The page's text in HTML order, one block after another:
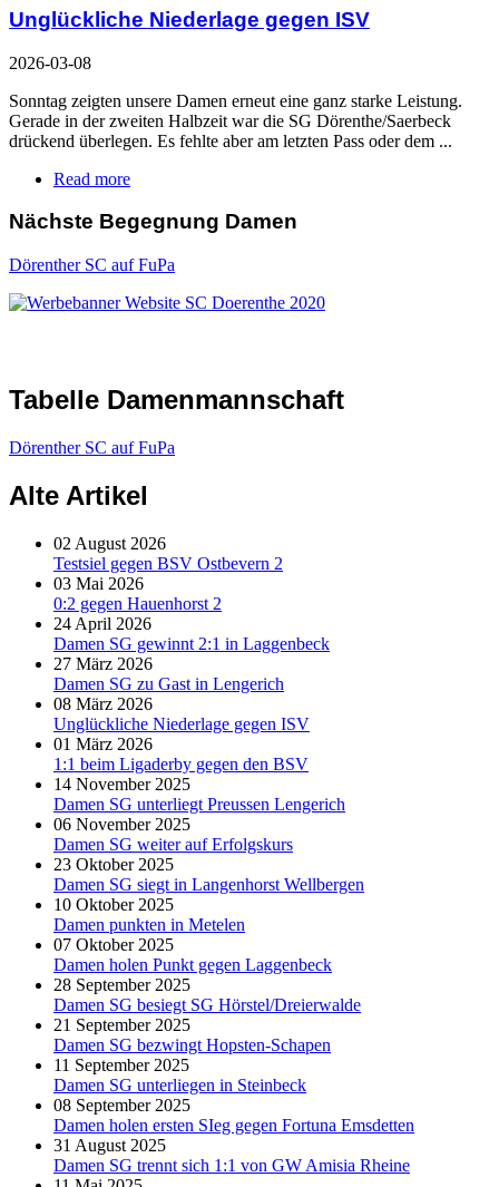
Unglückliche Niederlage gegen ISV
2026-03-08
Sonntag zeigten unsere Damen erneut eine ganz starke Leistung.
Gerade in der zweiten Halbzeit war die SG Dörenthe/Saerbeck
drückend überlegen. Es fehlte aber am letzten Pass oder dem ...
Read more
Nächste Begegnung Damen
Dörenther SC auf FuPa
Tabelle Damenmannschaft
Dörenther SC auf FuPa
Alte Artikel
02 August 2026
Testsiel gegen BSV Ostbevern 2
03 Mai 2026
0:2 gegen Hauenhorst 2
24 April 2026
Damen SG gewinnt 2:1 in Laggenbeck
27 März 2026
Damen SG zu Gast in Lengerich
08 März 2026
Unglückliche Niederlage gegen ISV
01 März 2026
1:1 beim Ligaderby gegen den BSV
14 November 2025
Damen SG unterliegt Preussen Lengerich
06 November 2025
Damen SG weiter auf Erfolgskurs
23 Oktober 2025
Damen SG siegt in Langenhorst Wellbergen
10 Oktober 2025
Damen punkten in Metelen
07 Oktober 2025
Damen holen Punkt gegen Laggenbeck
28 September 2025
Damen SG besiegt SG Hörstel/Dreierwalde
21 September 2025
Damen SG bezwingt Hopsten-Schapen
11 September 2025
Damen SG unterliegen in Steinbeck
08 September 2025
Damen holen ersten SIeg gegen Fortuna Emsdetten
31 August 2025
Damen SG trennt sich 1:1 von GW Amisia Rheine